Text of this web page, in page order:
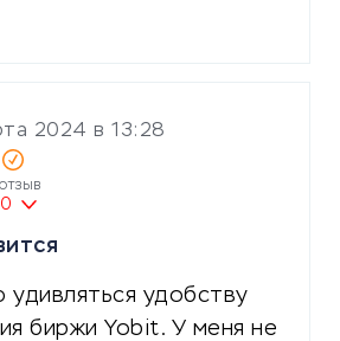
2024 в 13:28
0
удивляться удобству
биржи Yobit. У меня не